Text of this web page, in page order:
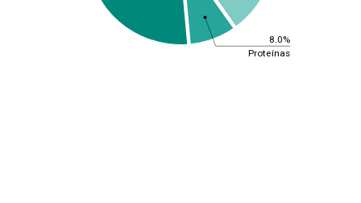
8.0%
Proteínas